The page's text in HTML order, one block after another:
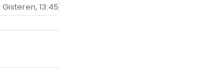
Gisteren, 13:45